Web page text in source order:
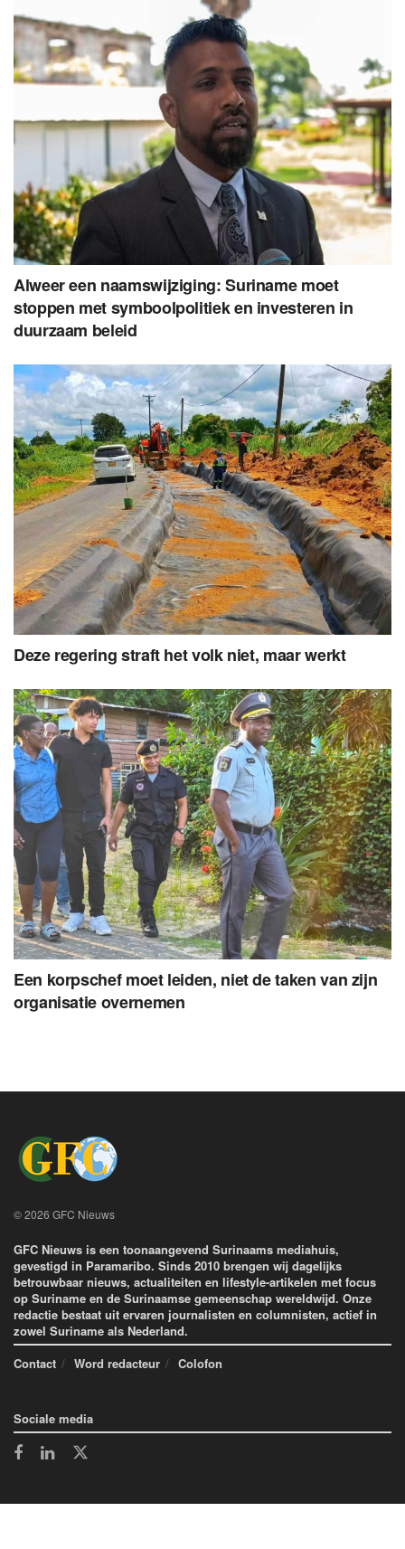
Alweer een naamswijziging: Suriname moet
stoppen met symboolpolitiek en investeren in
duurzaam beleid
Deze regering straft het volk niet, maar werkt
Een korpschef moet leiden, niet de taken van zijn
organisatie overnemen
© 2026 GFC Nieuws
GFC Nieuws is een toonaangevend Surinaams mediahuis,
gevestigd in Paramaribo. Sinds 2010 brengen wij dagelijks
betrouwbaar nieuws, actualiteiten en lifestyle-artikelen met focus
op Suriname en de Surinaamse gemeenschap wereldwijd. Onze
redactie bestaat uit ervaren journalisten en columnisten, actief in
zowel Suriname als Nederland.
Contact
Word redacteur Colofon
Sociale media